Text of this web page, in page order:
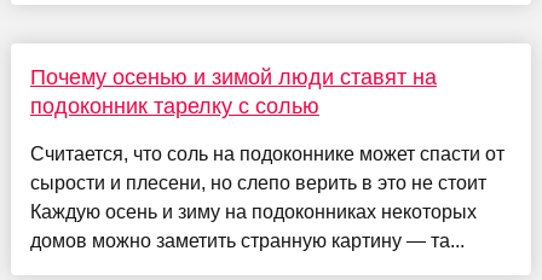
Почему осенью и зимой люди ставят на
подоконник тарелку с солью
Считается, что соль на подоконнике может спасти от
сырости и плесени, но слепо верить в это не стоит
Каждую осень и зиму на подоконниках некоторых
домов можно заметить странную картину — та...